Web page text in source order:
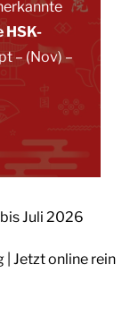
HSK-
– (Nov)–
Juli 2026
Jetzt online rein